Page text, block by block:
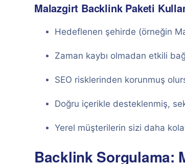
Malazgirt Backlink Paketi
Hedeflenen şehirde (örneğin
Zaman kaybı olmadan etkili
SEO risklerinden korunmuş
Doğru içerikle desteklenmiş,
Yerel müşterilerin sizi daha
Backlink Sorgulama: